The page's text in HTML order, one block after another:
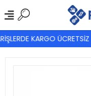
KARGO ÜCRETSİZ